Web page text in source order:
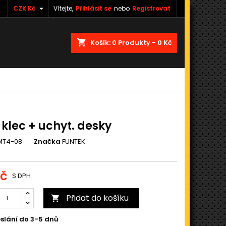
Vítejte, Přihlásit se nebo Registrovat
CZK Kč 
shopping_cart Košík: 0 Produkty - 0 Kč
+ uchyt. desky
08 Značka FUNTEK
S DPH
 Přidat do košíku
do 3-5 dnů